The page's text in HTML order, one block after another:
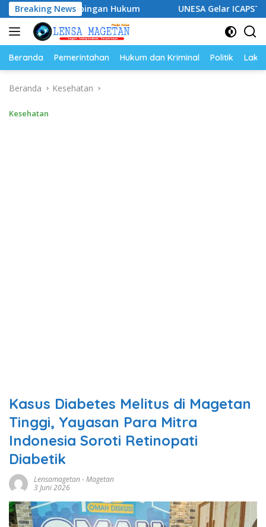
Langsung
ke
konten
Breaking News
Hukum UNESA Gelar ICAPSTURE 2026 di
Beranda Pemerintahan Hukum dan Kriminal Politik
Beranda Kesehatan
Kesehatan
Kasus Diabetes Melitus di Magetan
Tinggi, Yayasan Para Mitra
Indonesia Soroti Retinopati
Diabetik
Lensamagetan-Magetan
3 Juni 2026